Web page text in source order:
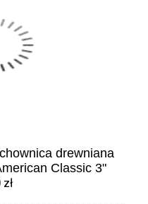
drewniana
Classic 3"